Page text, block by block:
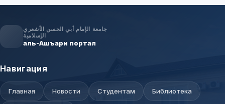
جامعة الإمام أبي الحسن الأشعري
الإسلامية
аль-Ашъари портал
Навигация
Главная Новости Студентам Библиотека